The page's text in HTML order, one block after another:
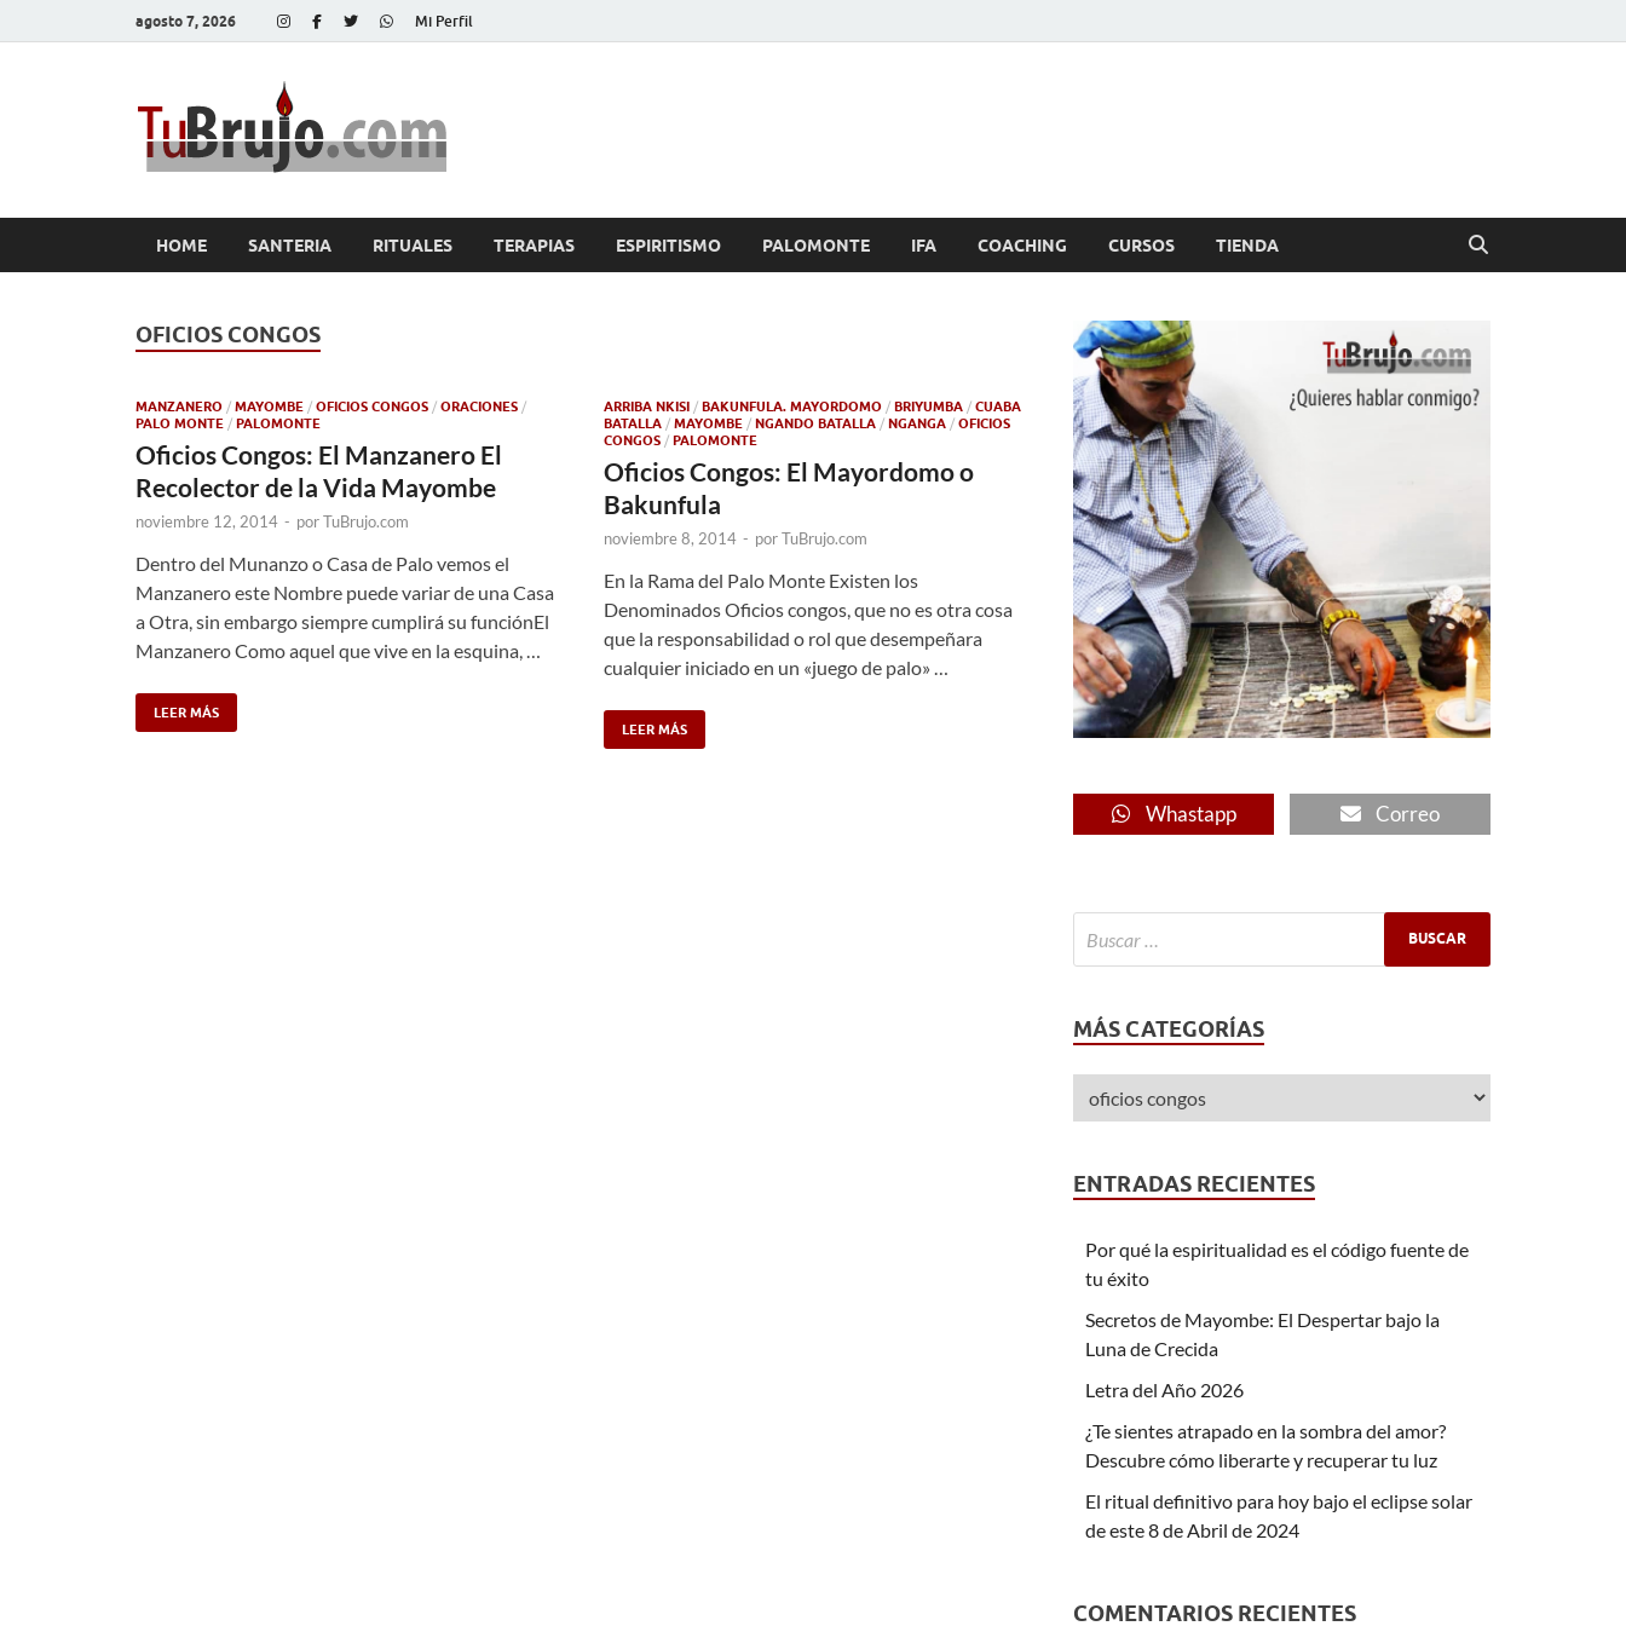
agosto 7, 2026 Mi Perfil
HOME SANTERIA RITUALES TERAPIAS ESPIRITISMO PALOMONTE IFA COACHING CURSOS TIENDA
OFICIOS CONGOS
MANZANERO / MAYOMBE / OFICIOS CONGOS / ORACIONES /
PALO MONTE / PALOMONTE
Oficios Congos: El Manzanero El
Recolector de la Vida Mayombe
noviembre 12, 2014 - porTuBrujo.com
Dentro del Munanzo o Casa de Palo vemos el
Manzanero este Nombre puede variar de una Casa
a Otra, sin embargo siempre cumplirá su funciónEl
Manzanero Como aquel que vive en la esquina, …
LEER MÁS
ARRIBA NKISI / BAKUNFULA. MAYORDOMO / BRIYUMBA / CUABA
BATALLA / MAYOMBE / NGANDO BATALLA / NGANGA / OFICIOS
CONGOS / PALOMONTE
Oficios Congos: El Mayordomo o
Bakunfula
noviembre 8, 2014 - porTuBrujo.com
En la Rama del Palo Monte Existen los
Denominados Oficios congos, que no es otra cosa
que la responsabilidad o rol que desempeñara
cualquier iniciado en un «juego de palo» …
LEER MÁS
Whastapp Correo
MÁS CATEGORÍAS
ENTRADAS RECIENTES
Por qué la espiritualidad es el código fuente de
tu éxito
Secretos de Mayombe: El Despertar bajo la
Luna de Crecida
Letra del Año 2026
¿Te sientes atrapado en la sombra del amor?
Descubre cómo liberarte y recuperar tu luz
El ritual definitivo para hoy bajo el eclipse solar
de este 8 de Abril de 2024
COMENTARIOS RECIENTES